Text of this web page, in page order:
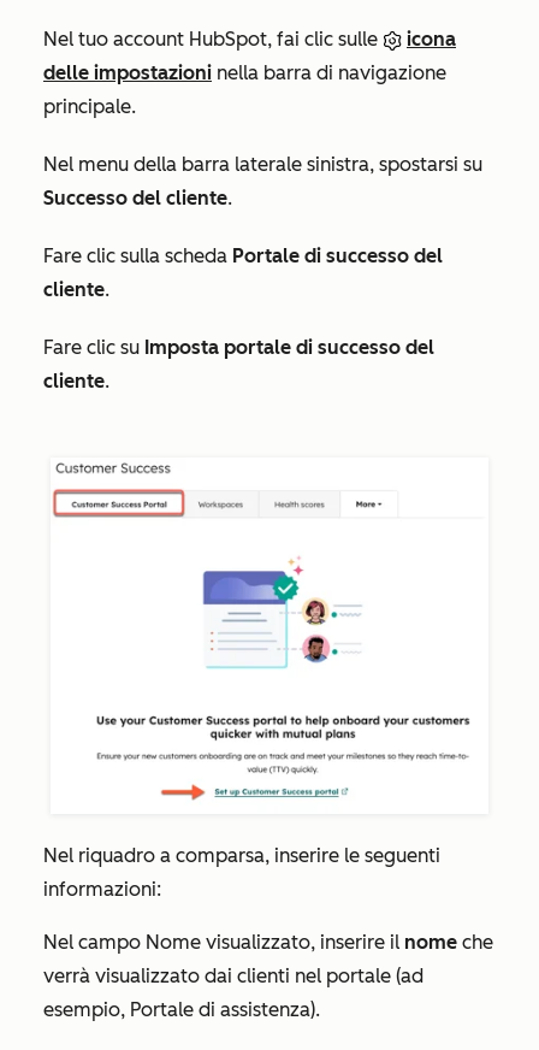
Nel tuo account HubSpot, fai clic sulle
icona
delle impostazioni nella barra di navigazione
principale.
Nel menu della barra laterale sinistra, spostarsi su
Successo del cliente.
Fare clic sulla scheda Portale di successo del
cliente.
Fare clic su Imposta portale di successo del
cliente.
Nel riquadro a comparsa, inserire le seguenti
informazioni:
Nel campo Nome visualizzato, inserire il nome che
verrà visualizzato dai clienti nel portale (ad
esempio, Portale di assistenza).